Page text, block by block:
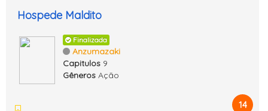
Hospede Maldito
Finalizada
Anzumazaki
Capitulos 9
Gêneros Ação
14